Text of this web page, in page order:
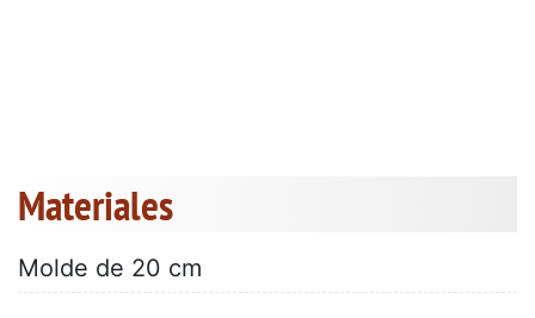
Materiales
Molde de 20 cm